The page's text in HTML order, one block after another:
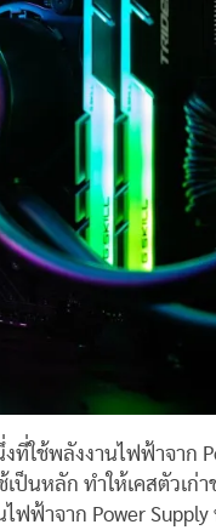
ใช้พลังงานไฟฟ้าจาก
ป็นหลัก ทำให้เคสตัวเก่
ฟฟ้าจาก Power Supply